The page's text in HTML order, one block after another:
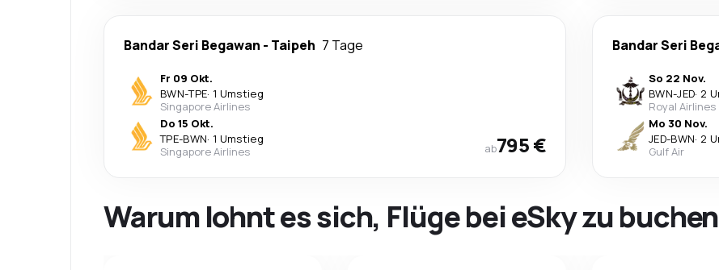
Bandar Seri Begawan - Taipeh 7 Tage
Fr 09 Okt.
BWN-TPE· 1 Umstieg
Singapore Airlines
Do 15 Okt.
TPE-BWN· 1 Umstieg
Singapore Airlines
ab795 €
Bandar Seri
So 22 Nov.
BWN-JED· 2
Royal Airlines
Mo 30 Nov.
JED-BWN· 2
Gulf Air
Warum lohnt es sich, Flüge bei eSky zu